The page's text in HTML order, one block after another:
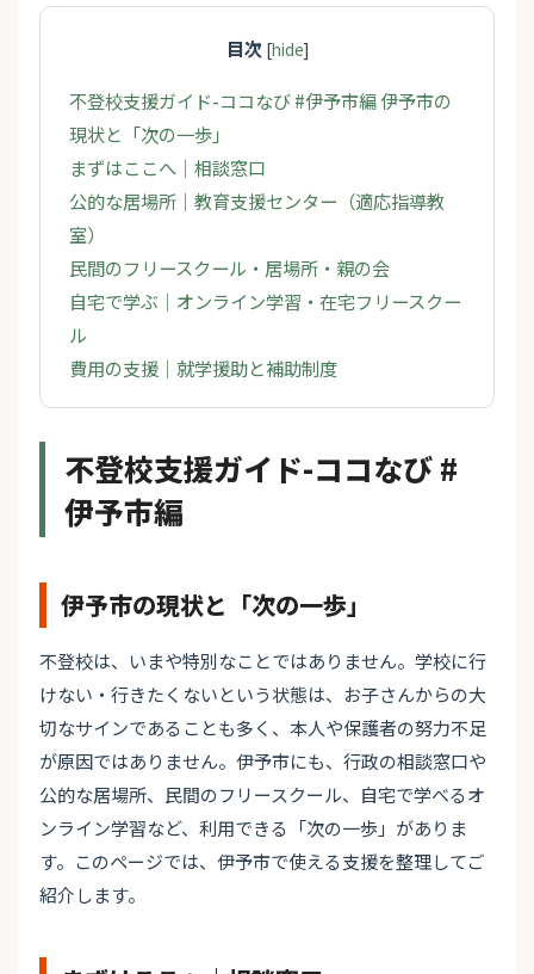
目次 [hide]
不登校支援ガイド-ココなび #伊予市編 伊予市の
現状と「次の一歩」
まずはここへ｜相談窓口
公的な居場所｜教育支援センター（適応指導教
室）
民間のフリースクール・居場所・親の会
自宅で学ぶ｜オンライン学習・在宅フリースクー
ル
費用の支援｜就学援助と補助制度
不登校支援ガイド-ココなび #
伊予市編
伊予市の現状と「次の一歩」
不登校は、いまや特別なことではありません。学校に行
けない・行きたくないという状態は、お子さんからの大
切なサインであることも多く、本人や保護者の努力不足
が原因ではありません。伊予市にも、行政の相談窓口や
公的な居場所、民間のフリースクール、自宅で学べるオ
ンライン学習など、利用できる「次の一歩」がありま
す。このページでは、伊予市で使える支援を整理してご
紹介します。